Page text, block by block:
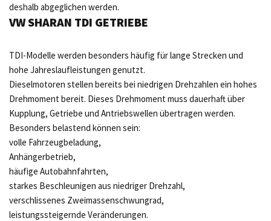
deshalb abgeglichen werden.
VW SHARAN TDI GETRIEBE
TDI-Modelle werden besonders häufig für lange Strecken und
hohe Jahreslaufleistungen genutzt.
Dieselmotoren stellen bereits bei niedrigen Drehzahlen ein hohes
Drehmoment bereit. Dieses Drehmoment muss dauerhaft über
Kupplung, Getriebe und Antriebswellen übertragen werden.
Besonders belastend können sein:
volle Fahrzeugbeladung,
Anhängerbetrieb,
häufige Autobahnfahrten,
starkes Beschleunigen aus niedriger Drehzahl,
verschlissenes Zweimassenschwungrad,
leistungssteigernde Veränderungen.